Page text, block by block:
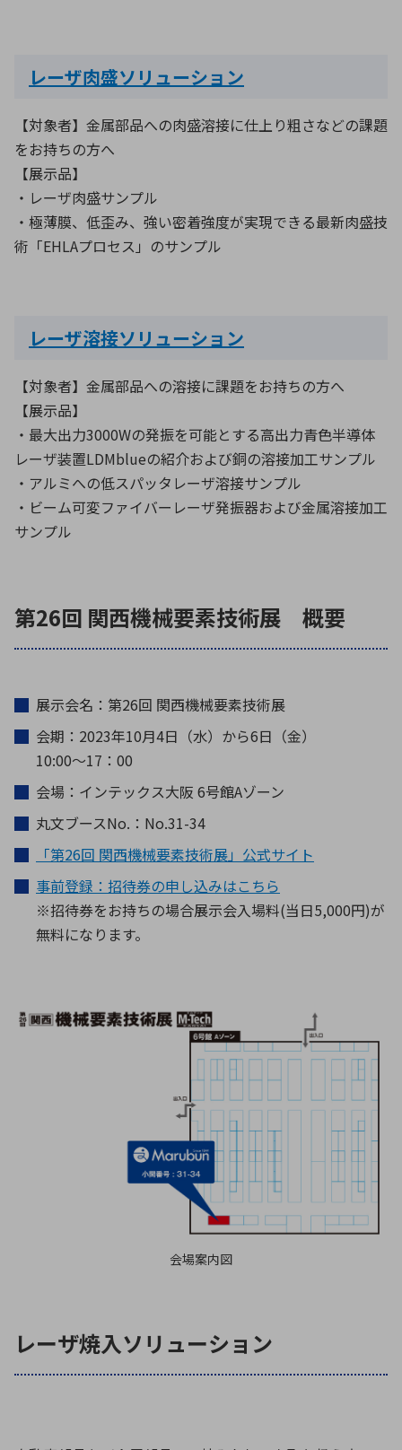
レーザ肉盛ソリューション
【対象者】金属部品への肉盛溶接に仕上り粗さなどの課題
をお持ちの方へ
【展示品】
・レーザ肉盛サンプル
・極薄膜、低歪み、強い密着強度が実現できる最新肉盛技
術「EHLAプロセス」のサンプル
レーザ溶接ソリューション
【対象者】金属部品への溶接に課題をお持ちの方へ
【展示品】
・最大出力3000Wの発振を可能とする高出力青色半導体
レーザ装置LDMblueの紹介および銅の溶接加工サンプル
・アルミへの低スパッタレーザ溶接サンプル
・ビーム可変ファイバーレーザ発振器および金属溶接加工
サンプル
第26回 関西機械要素技術展 概要
展示会名：第26回 関西機械要素技術展
会期：2023年10月4日（水）から6日（金）
10:00〜17：00
会場：インテックス大阪 6号館Aゾーン
丸文ブースNo.：No.31-34
「第26回 関西機械要素技術展」公式サイト
事前登録：招待券の申し込みはこちら
※招待券をお持ちの場合展示会入場料(当日5,000円)が
無料になります。
会場案内図
レーザ焼入ソリューション